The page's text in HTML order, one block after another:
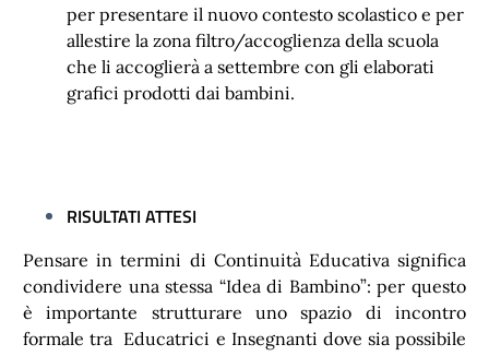
per presentare il nuovo contesto scolastico e per
allestire la zona filtro/accoglienza della scuola
che li accoglierà a settembre con gli elaborati
grafici prodotti dai bambini.
RISULTATI ATTESI
Pensare in termini di Continuità Educativa significa
condividere una stessa “Idea di Bambino”: per questo
è importante strutturare uno spazio di incontro
formale tra Educatrici e Insegnanti dove sia possibile